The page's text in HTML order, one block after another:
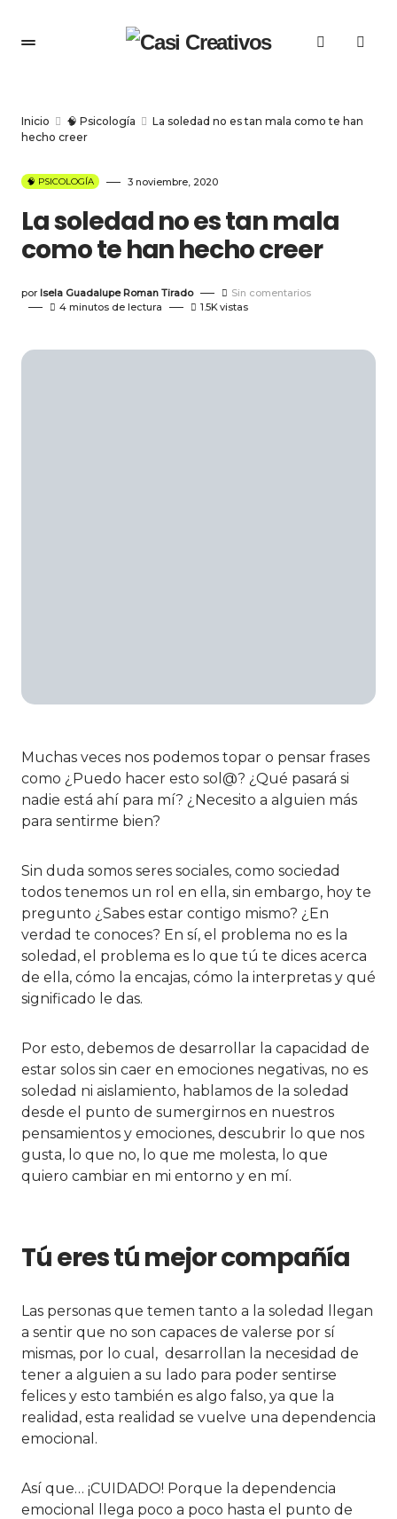
Inicio 🧠 Psicología
La soledad no es tan mala como te han
hecho creer
🧠 PSICOLOGÍA 3 noviembre, 2020
La soledad no es tan mala
como te han hecho creer
por Isela Guadalupe Roman Tirado
Sin comentarios
4 minutos de lectura
1.5Kvistas
Muchas veces nos podemos topar o pensar frases
como ¿Puedo hacer esto sol@? ¿Qué pasará si
nadie está ahí para mí? ¿Necesito a alguien más
para sentirme bien?
Sin duda somos seres sociales, como sociedad
todos tenemos un rol en ella, sin embargo, hoy te
pregunto ¿Sabes estar contigo mismo? ¿En
verdad te conoces? En sí, el problema no es la
soledad, el problema es lo que tú te dices acerca
de ella, cómo la encajas, cómo la interpretas y qué
significado le das.
Por esto, debemos de desarrollar la capacidad de
estar solos sin caer en emociones negativas, no es
soledad ni aislamiento, hablamos de la soledad
desde el punto de sumergirnos en nuestros
pensamientos y emociones, descubrir lo que nos
gusta, lo que no, lo que me molesta, lo que
quiero cambiar en mi entorno y en mí.
Tú eres tú mejor compañía
Las personas que temen tanto a la soledad llegan
a sentir que no son capaces de valerse por sí
mismas, por lo cual, desarrollan la necesidad de
tener a alguien a su lado para poder sentirse
felices y esto también es algo falso, ya que la
realidad, esta realidad se vuelve una dependencia
emocional.
Así que… ¡CUIDADO! Porque la dependencia
emocional llega poco a poco hasta el punto de